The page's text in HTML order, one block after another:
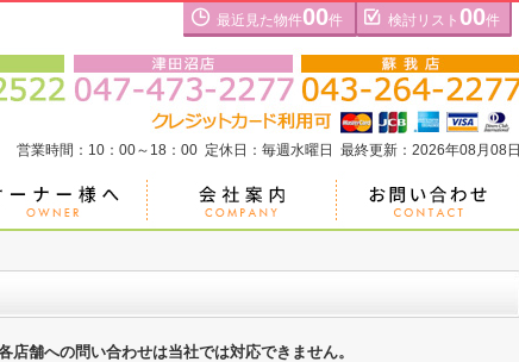
最近見た物件00件 検討リスト 00件
営業時間：10：00～18：00 定休日：毎週水曜日 最終更新：2026年08月08日
舗への問い合わせは当社では対応できません。